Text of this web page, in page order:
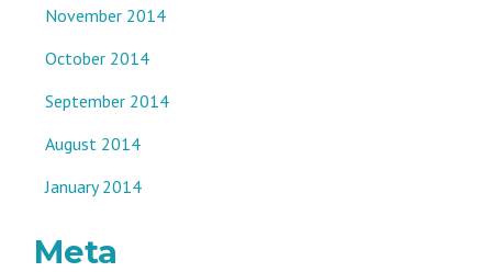
November 2014
October 2014
September 2014
August 2014
January 2014
Meta